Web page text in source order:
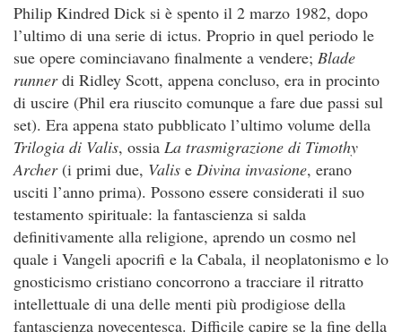
Philip Kindred Dick si è spento il 2 marzo 1982, dopo
l’ultimo di una serie di ictus. Proprio in quel periodo le
sue opere cominciavano finalmente a vendere; Blade
runnerdi Ridley Scott, appena concluso, era in procinto
di uscire (Phil era riuscito comunque a fare due passi sul
set). Era appena stato pubblicato l’ultimo volume della
Trilogia di Valis, ossia La trasmigrazione di Timothy
Archer(i primi due, Valis e Divina invasione, erano
usciti l’anno prima). Possono essere considerati il suo
testamento spirituale: la fantascienza si salda
definitivamente alla religione, aprendo un cosmo nel
quale i Vangeli apocrifi e la Cabala, il neoplatonismo e lo
gnosticismo cristiano concorrono a tracciare il ritratto
intellettuale di una delle menti più prodigiose della
fantascienza novecentesca. Difficile capire se la fine della